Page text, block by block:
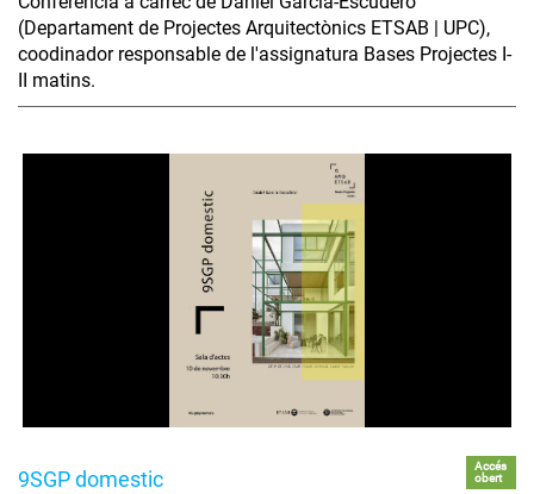
(Departament de Projectes Arquitectònics ETSAB | UPC),
coodinador responsable de l'assignatura Bases Projectes I-
II matins.
9SGP domestic
Accés
obert